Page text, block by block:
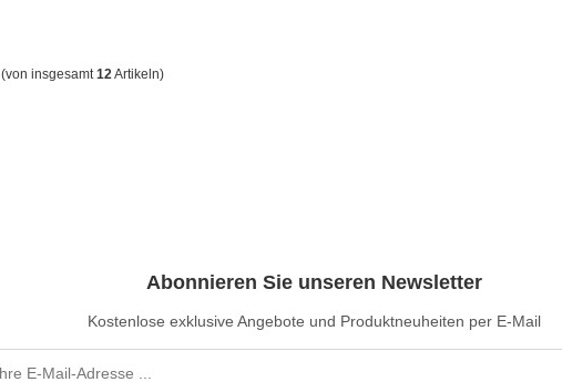
(von insgesamt12Artikeln)
Abonnieren Sie unseren Newsletter
Kostenlose exklusive Angebote und Produktneuheiten per E-Mail